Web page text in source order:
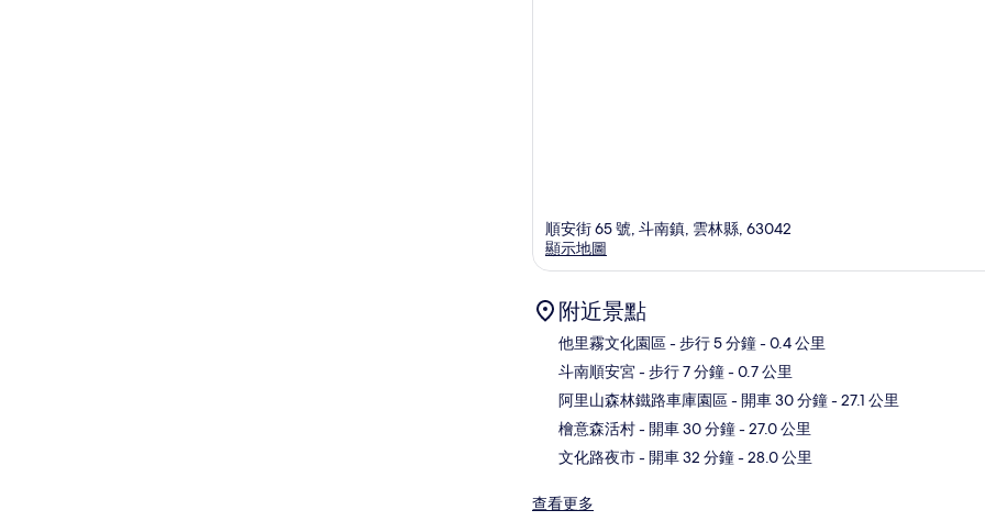
順安街 65 號, 斗南鎮, 雲林縣, 63042
顯示地圖
附近景點
他里霧文化園區- 步行 5 分鐘- 0.4 公里
斗南順安宮- 步行 7 分鐘- 0.7 公里
阿里山森林鐵路車庫園區- 開車 30 分鐘- 27.1 公里
檜意森活村- 開車 30 分鐘- 27.0 公里
文化路夜市- 開車 32 分鐘- 28.0 公里
查看更多